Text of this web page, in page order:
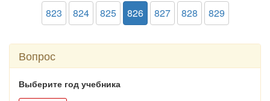
823 824 825 826 827 828 829
Вопрос
Выберите год учебника